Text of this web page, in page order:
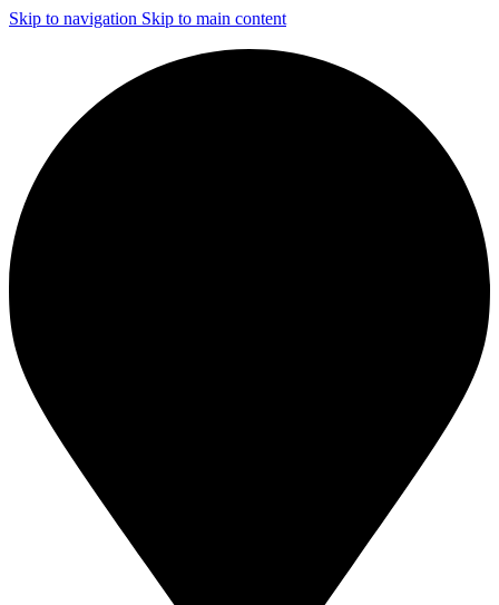
Skip to navigation Skip to main content